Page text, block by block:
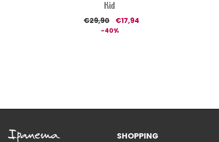
Kid
€29,90 €17,94
-40%
SHOPPING